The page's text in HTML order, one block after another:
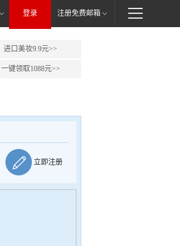
登录 注册免费邮箱
进口美妆9.9元>>
一键领取1088元>>
立即注册